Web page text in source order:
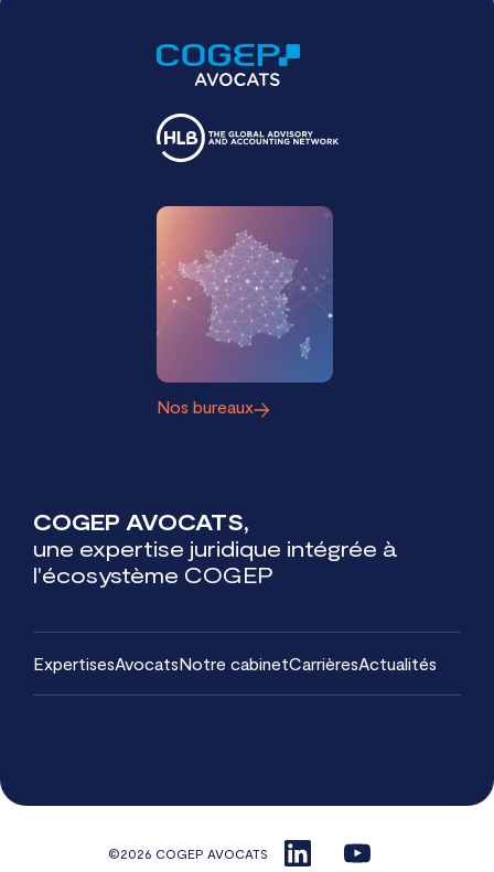
Nos bureaux
COGEP AVOCATS,
une expertise juridique intégrée à
l'écosystème COGEP
ExpertisesAvocatsNotre cabinetCarrièresActualités
©2026 COGEP AVOCATS